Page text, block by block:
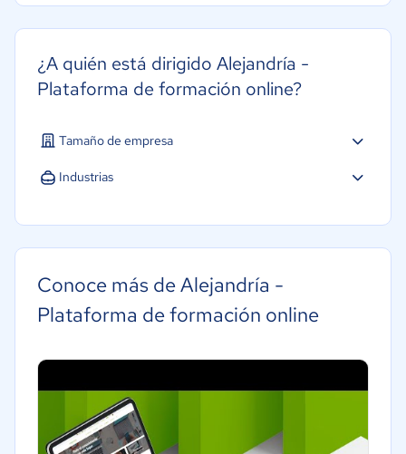
¿A quién está dirigido Alejandría -
Plataforma de formación online?
Tamaño de empresa
Pequeña: 10 a 49 trabajadores
Industrias
Hotelería / Viajes
Seguros
Farmacéutica
Bienes raíces
Conoce más de Alejandría -
Plataforma de formación online